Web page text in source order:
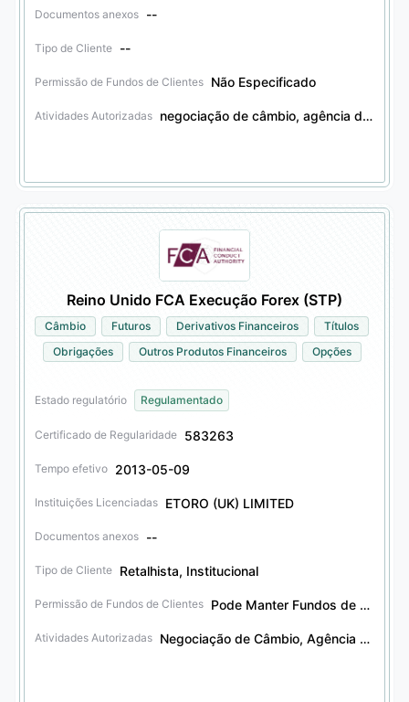
Documentos anexos --
Tipo de Cliente --
Permissão de Fundos de Clientes Não Especificado
Atividades Autorizadas negociação de câmbio, agência de câmbio, consultoria de investimento em câmbio, gestão de ativos cambiais, negociação de derivativos financeiros, agência de derivativos financeiros, consultoria de investimento em derivativos financeiros, gestão de ativos de derivativos financeiros, negociação de valores mobiliários, agência de valores mobiliários, consultoria de investimento em valores mobiliários, gestão de ativos de valores mobiliários, negociação de obrigações, agência de obrigações, consultoria de investimento em obrigações, gestão de ativos de obrigações, transferência de criptoativos, negociação de outros produtos financeiros, agência de outros produtos financeiros, consultoria de investimento em outros produtos financeiros, gestão de ativos de outros produtos financeiros
Reino Unido FCA Execução Forex (STP)
Câmbio Futuros Derivativos Financeiros
Títulos
Obrigações
Outros Produtos Financeiros Opções
Estado regulatório Regulamentado
Certificado de Regularidade 583263
Tempo efetivo 2013-05-09
Instituições Licenciadas ETORO (UK) LIMITED
Documentos anexos --
Tipo de Cliente Retalhista, Institucional
Permissão de Fundos de Clientes Pode Manter Fundos de Clientes
Atividades Autorizadas Negociação de Câmbio, Agência de Câmbio, Negociação de Futuros, Agência de Futuros, Negociação de Derivativos Financeiros, Agência de Derivativos Financeiros, Negociação de Títulos, Agência de Títulos, Serviços Fiduciários de Títulos, Negociação de Obrigações, Agência de Obrigações, Serviços Fiduciários de Obrigações, Negociação de Outros Produtos Financeiros, Agência de Outros Produtos Financeiros, Negociação de Opções, Agência de Opções